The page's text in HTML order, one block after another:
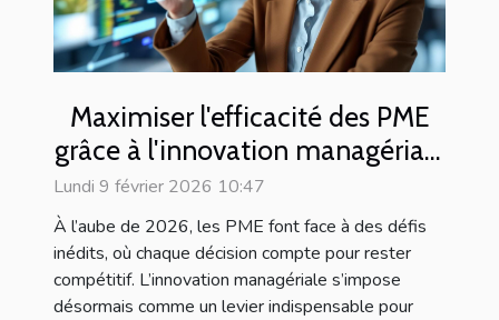
Maximiser l'efficacité des PME
grâce à l'innovation managériale
en 2026
Lundi 9 février 2026 10:47
À l’aube de 2026, les PME font face à des défis
inédits, où chaque décision compte pour rester
compétitif. L’innovation managériale s’impose
désormais comme un levier indispensable pour